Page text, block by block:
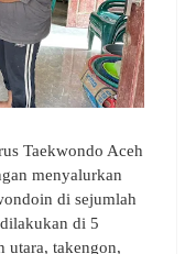
Taekwondo Aceh
menyalurkan
di sejumlah
di 5
utara, takengon,